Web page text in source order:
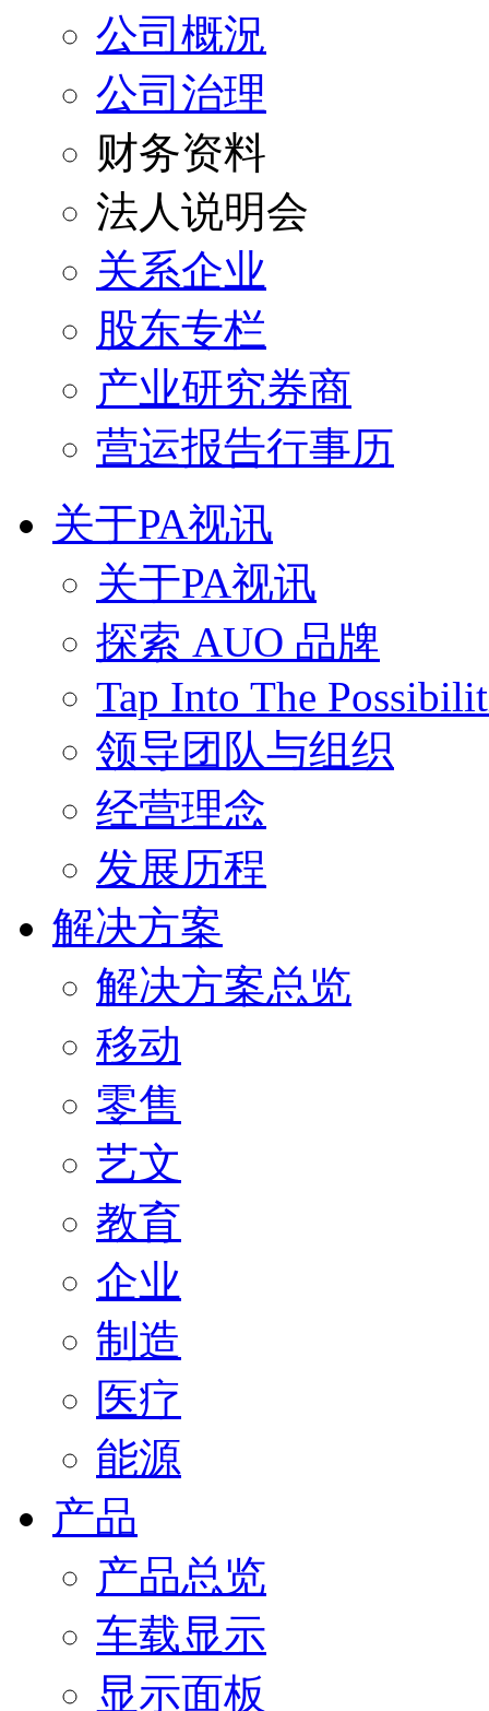
公司概況
公司治理
财务资料
法人说明会
关系企业
股东专栏
产业研究券商
营运报告行事历
关于PA视讯
关于PA视讯
探索 AUO 品牌
Tap Into The
领导团队与组织
经营理念
发展历程
解决方案
解决方案总览
移动
零售
艺文
教育
企业
制造
医疗
能源
产品
产品总览
车载显示
显示面板